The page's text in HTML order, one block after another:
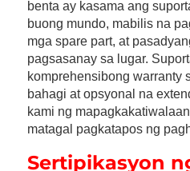
benta ay kasama ang
buong mundo, mabilis na
mga spare part, at
pagsasanay sa lugar.
komprehensibong warranty
bahagi at opsyonal na
kami ng
matagal pagkatapos ng
Sertipikasyon